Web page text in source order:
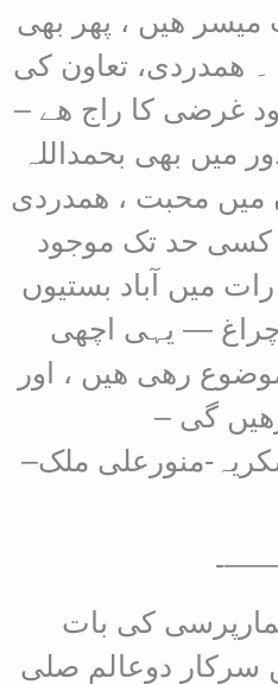
ھیں ، پھر بھی
ھمدردی، تعاون کی
غرضی کا راج ھے –
میں بھی بحمداللہ
میں محبت ، ھمدردی
کسی حد تک موجود
میں آباد بستیوں
— یہی اچھی
رھی ھیں ، اور
رھیں گی –
منورعلی ملک–
کی بات
دوعالم صلی